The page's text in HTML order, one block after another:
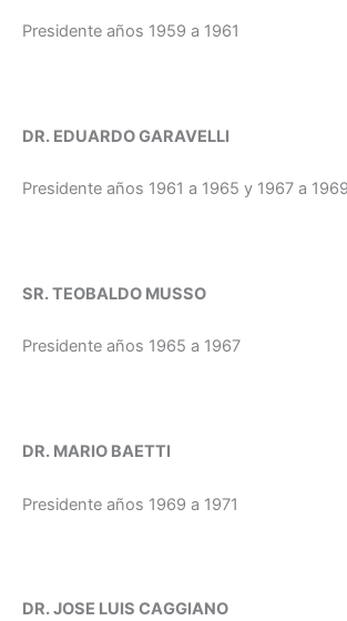
Presidente años 1959 a 1961
DR. EDUARDO GARAVELLI
Presidente años 1961 a 1965 y 1967 a 1969
SR. TEOBALDO MUSSO
Presidente años 1965 a 1967
DR. MARIO BAETTI
Presidente años 1969 a 1971
DR. JOSE LUIS CAGGIANO